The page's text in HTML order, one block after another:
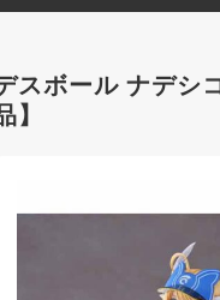
スボール ナデシ
】